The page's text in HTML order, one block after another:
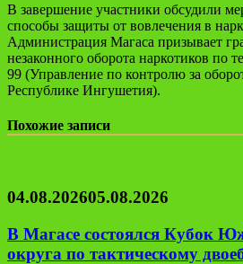
В завершение участники обсудили
способы защиты от вовлечения в
Администрация Магаса призывает
незаконного оборота наркотиков по
99 (Управление по контролю за
Республике Ингушетия).
Похожие записи
04.08.202605.08.2026
В Магасе состоялся Кубок
округа по тактическому